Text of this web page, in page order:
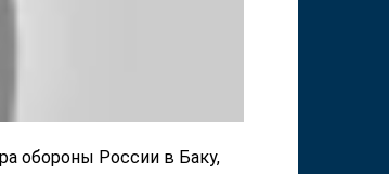
обороны России в Баку,